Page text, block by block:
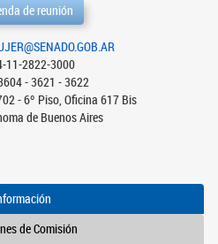
de reunión
11-2822-3000
- 3621 - 3622
- 6º Piso, Oficina 617 Bis
de Buenos Aires
de Comisión